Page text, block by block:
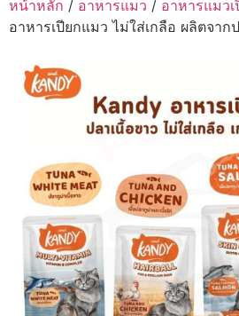
หน้าหลัก / อาหารแมว / อาหารแมวเ
อาหารเปียกแมว ไม่ใส่เกลือ ผลิตจา